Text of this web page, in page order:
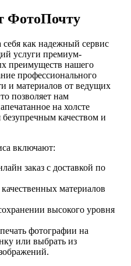
ФотоПочту
как надежный сервис
услуги премиум-
преимуществ нашего
профессионального
и материалов от ведущих
позволяет нам
на холсте
безупречным качеством и
включают:
заказ с доставкой по
материалов
высокого уровня
фотографии на
или выбрать из